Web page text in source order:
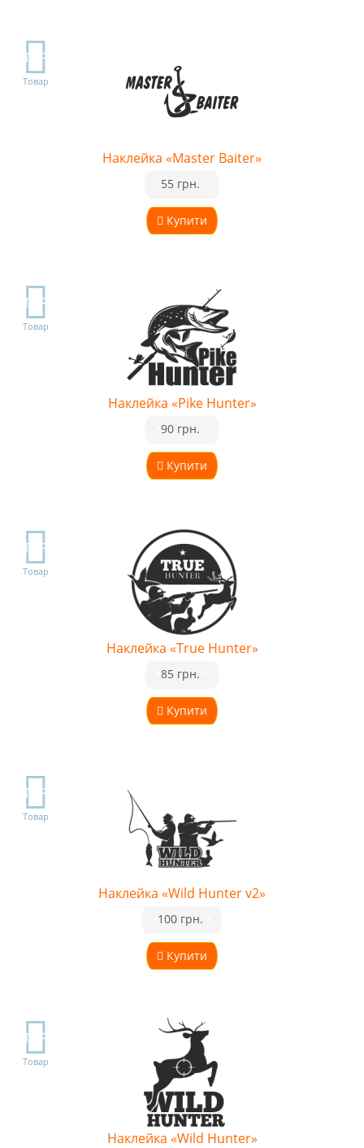
TOP
Товар
Наклейка «Master Baiter»
Купити
55 грн.
TOP
Товар
Наклейка «Pike Hunter»
Купити
90 грн.
TOP
Товар
Наклейка «True Hunter»
Купити
85 грн.
TOP
Товар
Наклейка «Wild Hunter v2»
Купити
100 грн.
TOP
Товар
Наклейка «Wild Hunter»